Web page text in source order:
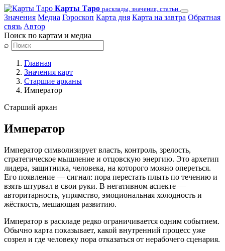
Карты Таро расклады, значения, статьи
Значения Медиа Гороскоп Карта дня Карта на завтра Обратная
связь Автор
Поиск по картам и медиа
⌕
Главная
Значения карт
Старшие арканы
Император
Старший аркан
Император
Император символизирует власть, контроль, зрелость,
стратегическое мышление и отцовскую энергию. Это архетип
лидера, защитника, человека, на которого можно опереться.
Его появление — сигнал: пора перестать плыть по течению и
взять штурвал в свои руки. В негативном аспекте —
авторитарность, упрямство, эмоциональная холодность и
жёсткость, мешающая развитию.
Император в раскладе редко ограничивается одним событием.
Обычно карта показывает, какой внутренний процесс уже
созрел и где человеку пора отказаться от нерабочего сценария.